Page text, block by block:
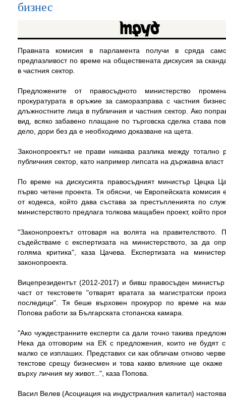
бизнес
Правната комисия в парламента получи в сряда
предпазливост по време на обществената дискусия за
в частния сектор.
Предложените от правосъдното министерство
прокуратурата в оръжие за саморазправа с частния
длъжностните лица в публичния и частния сектор. Ако
вид, всяко забавено плащане по търговска сделка става
дело, дори без да е необходимо доказване на щета.
Законопроектът не прави никаква разлика между
публичния сектор, като например липсата на държавна
По време на дискусията правосъдният министър Цецка
първо четене проекта. Тя обясни, че Европейската комисия
от кодекса, който дава състава за престъпленията по
министерството предлага толкова мащабен проект, който
"Законопроектът отговаря на волята на
съдействаме с експертизата на министерството, за да
голяма критика", каза Цачева. Експертизата на
законопроекта.
Вицепрезидентът (2012-2017) и бивш правосъден
част от текстовете "отварят вратата за магистратски
последици". Тя беше върховен прокурор по време на
Попова работи за Българската стопанска камара.
"Ако чуждестранните експерти са дали точно такива
Нека да отговорим на ЕК с предложения, които не будят
малко се изплаших. Представих си как обличам отново
текстове срещу бизнесмен и това какво влияние ще
върху личния му живот...", каза Попова.
Васил Велев (Асоциация на индустриалния капитал)